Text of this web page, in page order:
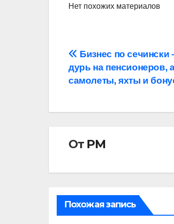
Нет похожих материалов
Навигация
по
Бизнес по
дурь на пенсионеров,
самолеты, яхты и
От РМ
Похожая запись